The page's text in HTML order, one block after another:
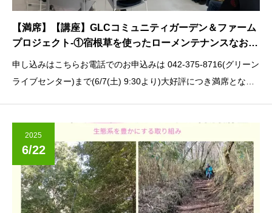
【満席】【講座】GLCコミュニティガーデン＆ファーム
プロジェクト-①宿根草を使ったローメンテナンスなお庭
～
申し込みはこちらお電話でのお申込みは 042-375-8716(グリーン
ライブセンター)まで(6/7(土) 9:30より)大好評につき満席となり
2025
6/22